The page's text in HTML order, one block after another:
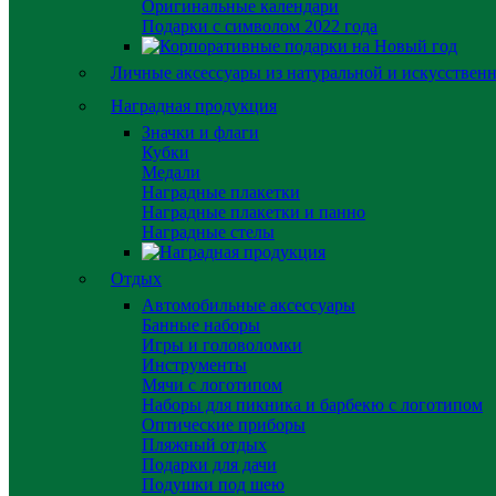
Оригинальные календари
Подарки с символом 2022 года
Личные аксессуары из натуральной и
Наградная продукция
Значки и флаги
Кубки
Медали
Наградные плакетки
Наградные плакетки и панно
Наградные стелы
Отдых
Автомобильные аксессуары
Банные наборы
Игры и головоломки
Инструменты
Мячи с логотипом
Наборы для пикника и барбекю с логотипом
Оптические приборы
Пляжный отдых
Подарки для дачи
Подушки под шею